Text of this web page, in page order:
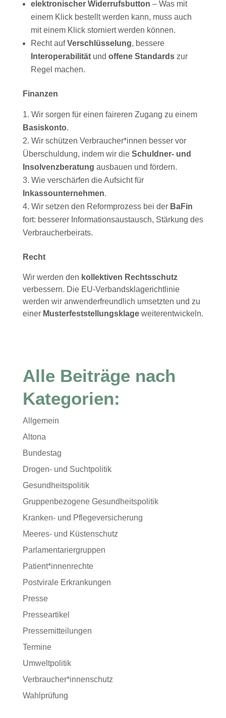
elektronischer Widerrufsbutton – Was mit
einem Klick bestellt werden kann, muss auch
mit einem Klick storniert werden können.
Recht aufVerschlüsselung, bessere
Interoperabilität und offene Standards zur
Regel machen.
Finanzen
Wir sorgen für einen faireren Zugang zu einem
Basiskonto.
Wir schützen Verbraucher*innen besser vor
Überschuldung, indem wir die Schuldner- und
Insolvenzberatung ausbauen und fördern.
Wie verschärfen die Aufsicht für
Inkassounternehmen.
Wir setzen den Reformprozess bei der BaFin
fort: besserer Informationsaustausch, Stärkung des
Verbraucherbeirats.
Recht
Wir werden den kollektiven Rechtsschutz
verbessern. Die EU-Verbandsklagerichtlinie
werden wir anwenderfreundlich umsetzten und zu
einer Musterfeststellungsklage weiterentwickeln.
Alle Beiträge nach
Kategorien:
Allgemein
Altona
Bundestag
Drogen- und Suchtpolitik
Gesundheitspolitik
Gruppenbezogene Gesundheitspolitik
Kranken- und Pflegeversicherung
Meeres- und Küstenschutz
Parlamentariergruppen
Patient*innenrechte
Postvirale Erkrankungen
Presse
Presseartikel
Pressemitteilungen
Termine
Umweltpolitik
Verbraucher*innenschutz
Wahlprüfung